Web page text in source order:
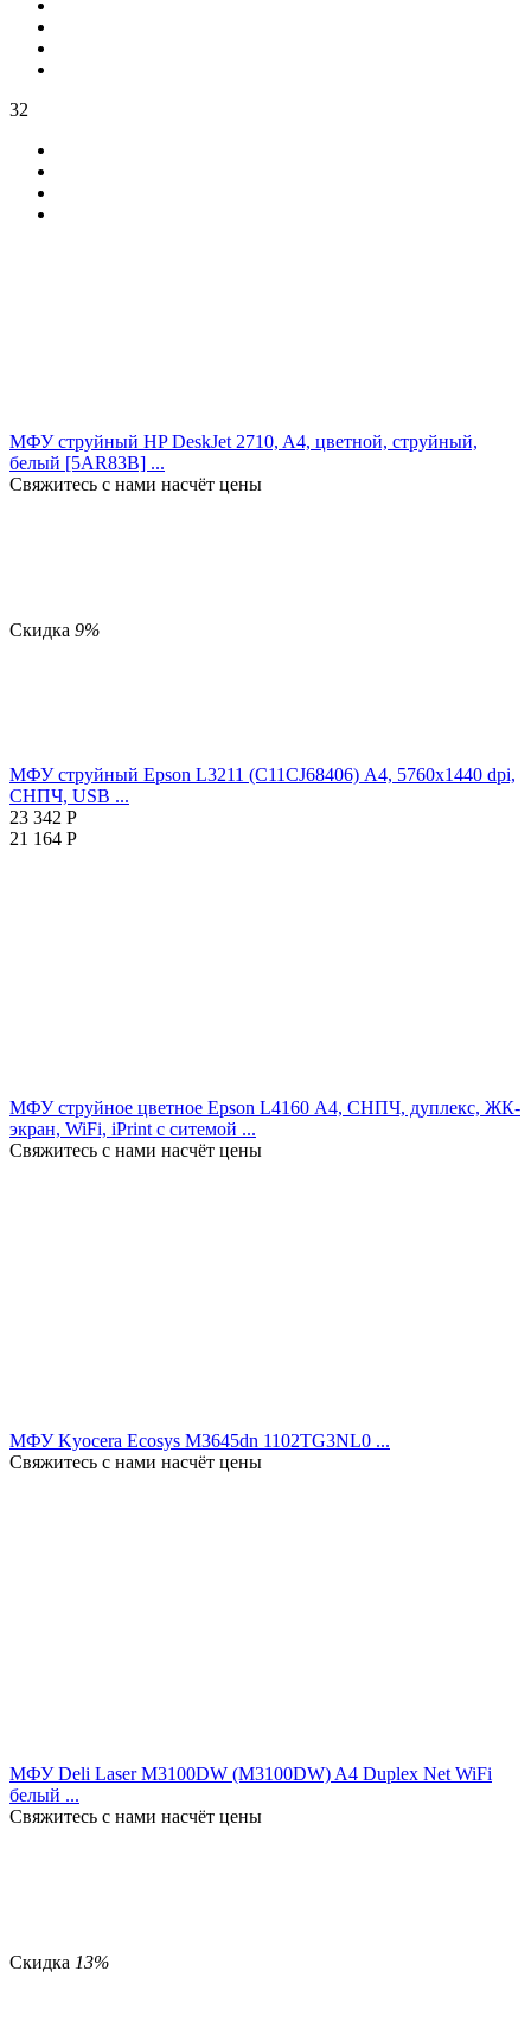
32
МФУ струйный HP DeskJet 2710, A4, цветной, струйный,
белый [5AR83B] ...
Свяжитесь с нами насчёт цены
Скидка 9%
МФУ струйный Epson L3211 (C11CJ68406) А4, 5760х1440 dpi,
СНПЧ, USB ...
23 342 Р
21 164 Р
МФУ струйное цветное Epson L4160 А4, СНПЧ, дуплекс, ЖК-
экран, WiFi, iPrint с ситемой ...
Свяжитесь с нами насчёт цены
МФУ Kyocera Ecosys M3645dn 1102TG3NL0 ...
Свяжитесь с нами насчёт цены
МФУ Deli Laser M3100DW (M3100DW) A4 Duplex Net WiFi
белый ...
Свяжитесь с нами насчёт цены
Скидка 13%